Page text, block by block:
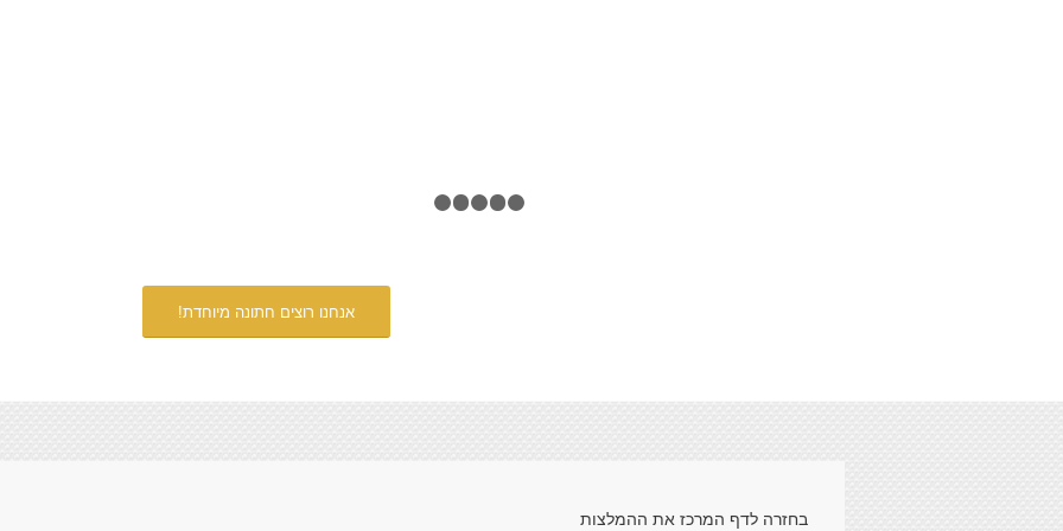
אנחנו רוצים חתונה מיוחדת!
בחזרה לדף המרכז את ההמלצות